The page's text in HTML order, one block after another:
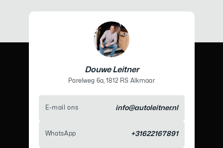
Douwe Leitner
Parelweg 6a, 1812 RS Alkmaar
E-mail ons info@autoleitner.nl
WhatsApp +31622167891